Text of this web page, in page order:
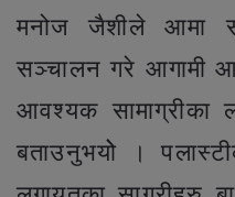
मनोज जैशीले आमा
सञ्चालन गरे आगामी
आवश्यक सामाग्रीका
बताउनुभयोे ।